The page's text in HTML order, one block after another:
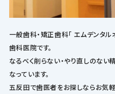
一般歯科・矯正歯科「 エムデンタ
歯科医院です。
なるべく削らない・やり直しのな
なっています。
五反田で歯医者をお探しならお気軽